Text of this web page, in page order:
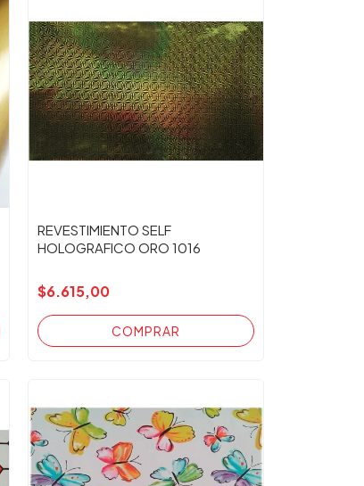
REVESTIMIENTO SELF
HOLOGRAFICO ORO 1016
$6.615,00